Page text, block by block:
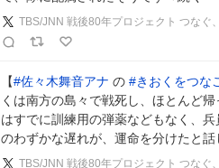
TBS/JNN 戦後80年プロジェクト つなぐ
【#佐々木舞音アナ の #きおくをつな
くは南方の島々で戦死し、ほとんど
はすでに訓練用の弾薬などもなく、
のわずかな遅れが、運命を分けたと
TBS/JNN 戦後80年プロジェクト つなぐ